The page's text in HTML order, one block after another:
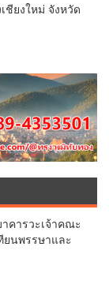
ชียงใหม่ จังหวัด
คารวะเจ้าคณะ
ยนพรรษาและ